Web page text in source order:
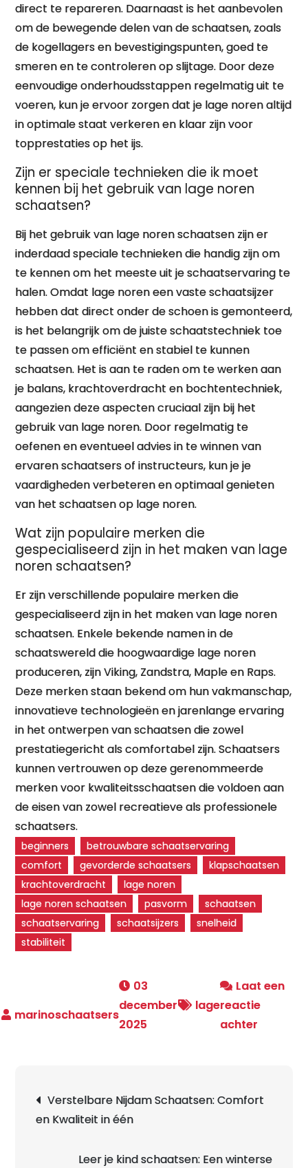
direct te repareren. Daarnaast is het aanbevolen
om de bewegende delen van de schaatsen, zoals
de kogellagers en bevestigingspunten, goed te
smeren en te controleren op slijtage. Door deze
eenvoudige onderhoudsstappen regelmatig uit te
voeren, kun je ervoor zorgen dat je lage noren altijd
in optimale staat verkeren en klaar zijn voor
topprestaties op het ijs.
Zijn er speciale technieken die ik moet
kennen bij het gebruik van lage noren
schaatsen?
Bij het gebruik van lage noren schaatsen zijn er
inderdaad speciale technieken die handig zijn om
te kennen om het meeste uit je schaatservaring te
halen. Omdat lage noren een vaste schaatsijzer
hebben dat direct onder de schoen is gemonteerd,
is het belangrijk om de juiste schaatstechniek toe
te passen om efficiënt en stabiel te kunnen
schaatsen. Het is aan te raden om te werken aan
je balans, krachtoverdracht en bochtentechniek,
aangezien deze aspecten cruciaal zijn bij het
gebruik van lage noren. Door regelmatig te
oefenen en eventueel advies in te winnen van
ervaren schaatsers of instructeurs, kun je je
vaardigheden verbeteren en optimaal genieten
van het schaatsen op lage noren.
Wat zijn populaire merken die
gespecialiseerd zijn in het maken van lage
noren schaatsen?
Er zijn verschillende populaire merken die
gespecialiseerd zijn in het maken van lage noren
schaatsen. Enkele bekende namen in de
schaatswereld die hoogwaardige lage noren
produceren, zijn Viking, Zandstra, Maple en Raps.
Deze merken staan bekend om hun vakmanschap,
innovatieve technologieën en jarenlange ervaring
in het ontwerpen van schaatsen die zowel
prestatiegericht als comfortabel zijn. Schaatsers
kunnen vertrouwen op deze gerenommeerde
merken voor kwaliteitsschaatsen die voldoen aan
de eisen van zowel recreatieve als professionele
schaatsers.
beginners
betrouwbare schaatservaring
comfort
gevorderde schaatsers
klapschaatsen
krachtoverdracht
lage noren
lage noren schaatsen
pasvorm
schaatsen
schaatservaring
schaatsijzers
snelheid
stabiliteit
03
december
2025
lage
Laat een
reactie
achter
en
Lage
Verstelbare Nijdam Schaatsen: Comfort
en Kwaliteit in één
Leer je kind schaatsen: Een winterse